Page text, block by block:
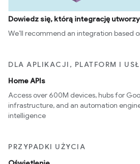
Dowiedz się, którą integrację
We’ll recommend an integration based
DLA APLIKACJI, PLATFORM I
Home APIs
Access over 600M devices, hubs for
infrastructure, and an automation
intelligence
PRZYPADKI UŻYCIA